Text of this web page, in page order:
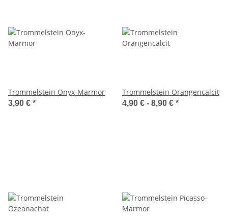
Trommelstein Onyx-Marmor
3,90 € *
Trommelstein Orangencalcit
4,90 € - 8,90 € *